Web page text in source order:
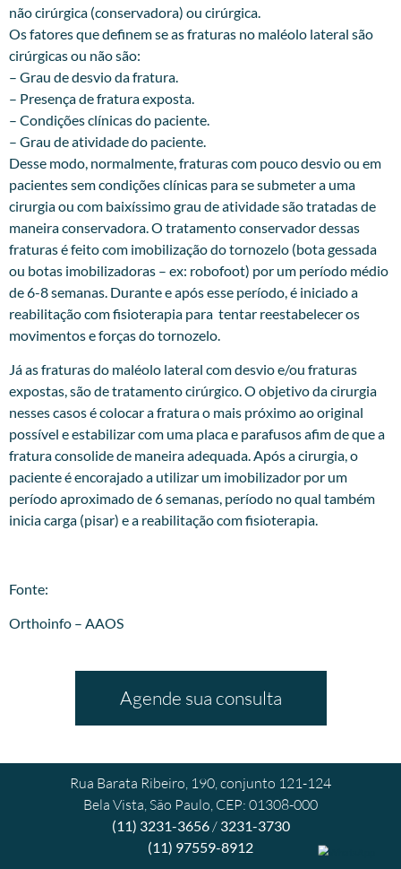
não cirúrgica (conservadora) ou cirúrgica.
Os fatores que definem se as fraturas no maléolo lateral são
cirúrgicas ou não são:
– Grau de desvio da fratura.
– Presença de fratura exposta.
– Condições clínicas do paciente.
– Grau de atividade do paciente.
Desse modo, normalmente, fraturas com pouco desvio ou em
pacientes sem condições clínicas para se submeter a uma
cirurgia ou com baixíssimo grau de atividade são tratadas de
maneira conservadora. O tratamento conservador dessas
fraturas é feito com imobilização do tornozelo (bota gessada
ou botas imobilizadoras – ex: robofoot) por um período médio
de 6-8 semanas. Durante e após esse período, é iniciado a
reabilitação com fisioterapia para tentar reestabelecer os
movimentos e forças do tornozelo.
Já as fraturas do maléolo lateral com desvio e/ou fraturas
expostas, são de tratamento cirúrgico. O objetivo da cirurgia
nesses casos é colocar a fratura o mais próximo ao original
possível e estabilizar com uma placa e parafusos afim de que a
fratura consolide de maneira adequada. Após a cirurgia, o
paciente é encorajado a utilizar um imobilizador por um
período aproximado de 6 semanas, período no qual também
inicia carga (pisar) e a reabilitação com fisioterapia.
Fonte:
Orthoinfo – AAOS
Agende sua consulta
Rua Barata Ribeiro, 190, conjunto 121-124
Bela Vista, São Paulo, CEP: 01308-000
(11) 3231-3656/ 3231-3730
(11) 97559-8912